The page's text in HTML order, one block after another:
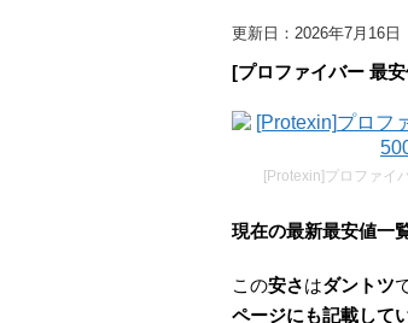
更新日： 2026年7月16日
[プロファイバー 最
[Protexin]プロファイ
現在の最新最安値一
この安さはダントツ
ページにも記載して